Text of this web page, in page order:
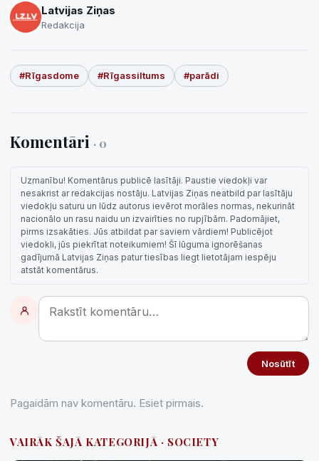
Latvijas Ziņas
Redakcija
#Rīgasdome #Rīgassiltums #parādi
Komentāri · 0
Uzmanību! Komentārus publicē lasītāji. Paustie viedokļi var
nesakrist ar redakcijas nostāju. Latvijas Ziņas neatbild par lasītāju
viedokļu saturu un lūdz autorus ievērot morāles normas, nekurināt
nacionālo un rasu naidu un izvairīties no rupjībām. Padomājiet,
pirms izsakāties. Jūs atbildat par saviem vārdiem! Publicējot
viedokli, jūs piekrītat noteikumiem! Šī lūguma ignorēšanas
gadījumā Latvijas Ziņas patur tiesības liegt lietotājam iespēju
atstāt komentārus.
Nosūtīt
Pagaidām nav komentāru. Esiet pirmais.
VAIRĀK ŠAJĀ KATEGORIJĀ · SOCIETY